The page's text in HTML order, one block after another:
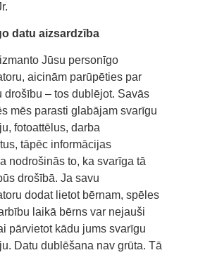
datu aizsardzība
Jūsu personīgo
aicinām parūpēties par
drošību – tos dublējot. Savās
mēs parasti glabājam svarīgu
fotoattēlus, darba
tāpēc informācijas
nodrošinās to, ka svarīga tā
drošībā. Ja savu
dodat lietot bērnam, spēles
laikā bērns var nejauši
pārvietot kādu jums svarīgu
Datu dublēšana nav grūta. Tā